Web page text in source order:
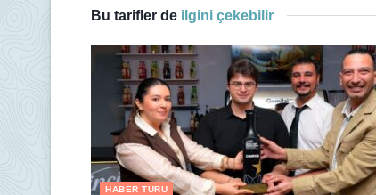
Bu tarifler de ilgini çekebilir
HABER TURU